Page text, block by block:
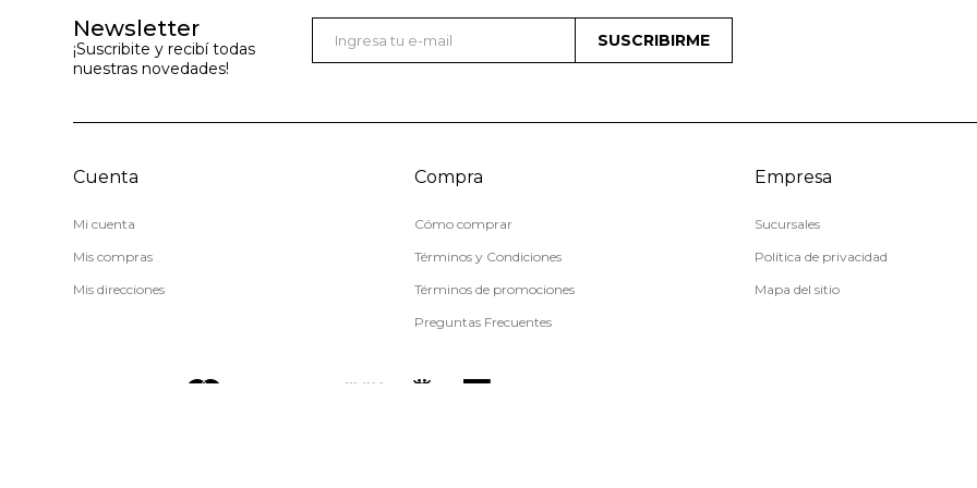
Newsletter
¡Suscribite y recibí todas
nuestras novedades!
SUSCRIBIRME
Cuenta
Mi cuenta
Mis compras
Mis direcciones
Compra
Cómo comprar
Términos y Condiciones
Términos de promociones
Preguntas Frecuentes
Empresa
Sucursales
Política de privacidad
Mapa del sitio